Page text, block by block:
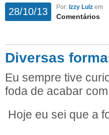
28/10/13 Por: Izzy Lulz em
Comentários
Diversas
Eu sempre tive
foda de acabar
Hoje eu sei que a